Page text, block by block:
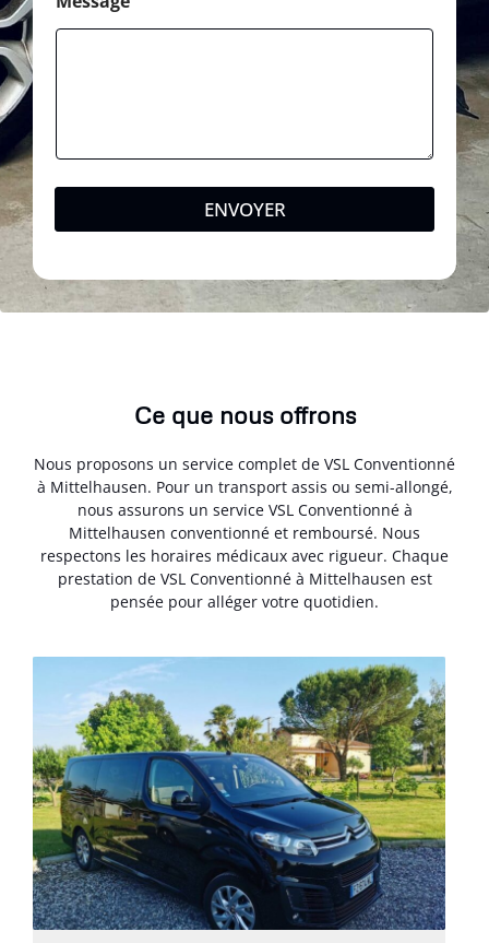
ENVOYER
Ce que nous offrons
Nous proposons un service complet de VSL Conventionné
à Mittelhausen. Pour un transport assis ou semi-allongé,
nous assurons un service VSL Conventionné à
Mittelhausen conventionné et remboursé. Nous
respectons les horaires médicaux avec rigueur. Chaque
prestation de VSL Conventionné à Mittelhausen est
pensée pour alléger votre quotidien.